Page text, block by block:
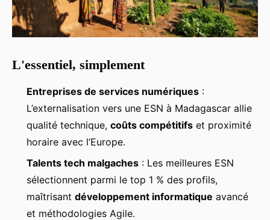
L'essentiel, simplement
Entreprises de services numériques :
L’externalisation vers une ESN à Madagascar allie
qualité technique, coûts compétitifs et proximité
horaire avec l’Europe.
Talents tech malgaches : Les meilleures ESN
sélectionnent parmi le top 1 % des profils,
maîtrisant développement informatique avancé
et méthodologies Agile.